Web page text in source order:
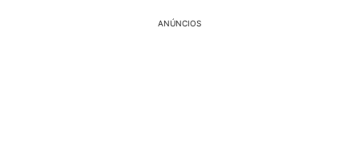
ANÚNCIOS